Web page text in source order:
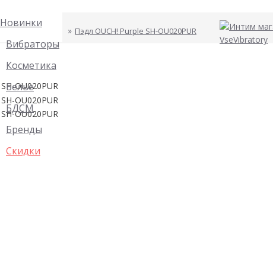
Новинки
Вибраторы
Косметика
Белье
БДСМ
Бренды
Скидки
Пэдл OUCH! Purple SH-OU020PUR